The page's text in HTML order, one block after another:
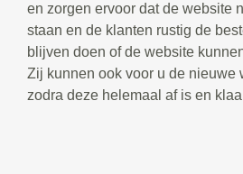
en zorgen ervoor dat de website
staan en de klanten rustig de
blijven doen of de website
Zij kunnen ook voor u de nieuwe
zodra deze helemaal af is en